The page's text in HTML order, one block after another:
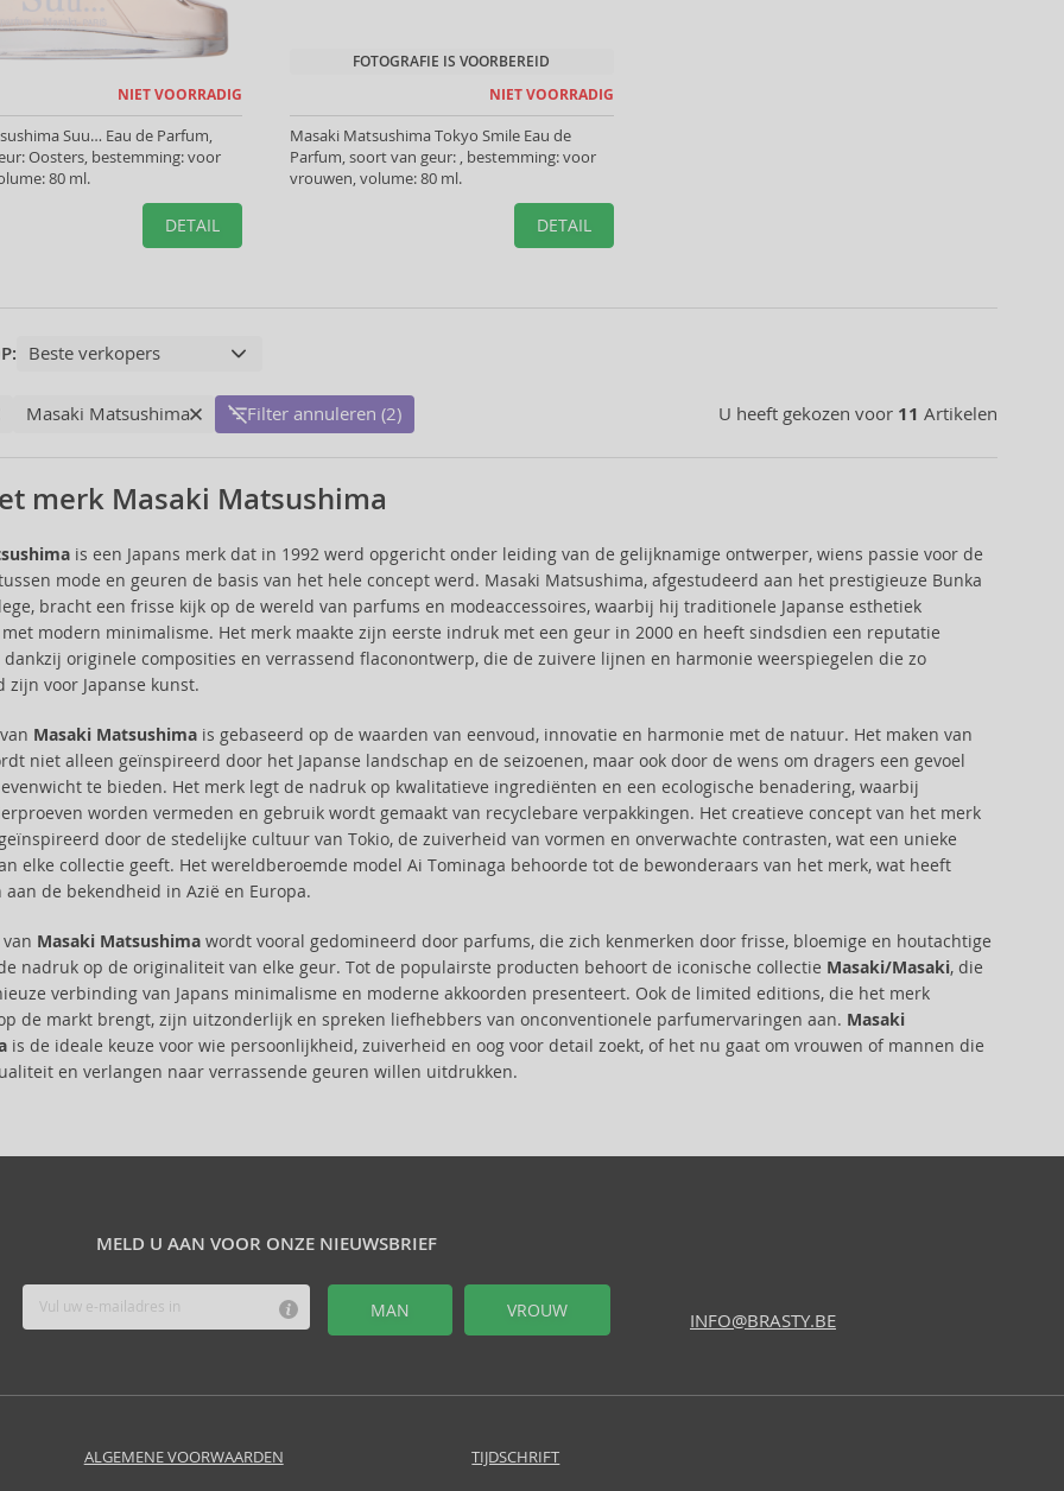
NIET VOORRADIG
Suu… Eau de Parfum,
Oosters, bestemming: voor
80 ml.
DETAIL
FOTOGRAFIE IS VOORBEREID
NIET VOORRADIG
Masaki Matsushima Tokyo Smile Eau de
Parfum, soort van geur: , bestemming: voor
vrouwen, volume: 80 ml.
DETAIL
U heeft gekozen voor 11 Artikelen
Masaki Matsushima Filter annuleren (2)
merk Masaki Matsushima
is een Japans merk dat in 1992 werd opgericht onder leiding van de gelijknamige ontwerper, wiens passie voor de
mode en geuren de basis van het hele concept werd. Masaki Matsushima, afgestudeerd aan het prestigieuze Bunka
bracht een frisse kijk op de wereld van parfums en modeaccessoires, waarbij hij traditionele Japanse esthetiek
modern minimalisme. Het merk maakte zijn eerste indruk met een geur in 2000 en heeft sindsdien een reputatie
originele composities en verrassend flaconontwerp, die de zuivere lijnen en harmonie weerspiegelen die zo
zijn voor Japanse kunst.
Masaki Matsushimais gebaseerd op de waarden van eenvoud, innovatie en harmonie met de natuur. Het maken van
niet alleen geïnspireerd door het Japanse landschap en de seizoenen, maar ook door de wens om dragers een gevoel
te bieden. Het merk legt de nadruk op kwalitatieve ingrediënten en een ecologische benadering, waarbij
worden vermeden en gebruik wordt gemaakt van recyclebare verpakkingen. Het creatieve concept van het merk
door de stedelijke cultuur van Tokio, de zuiverheid van vormen en onverwachte contrasten, wat een unieke
elke collectie geeft. Het wereldberoemde model Ai Tominaga behoorde tot de bewonderaars van het merk, wat heeft
aan de bekendheid in Azië en Europa.
Masaki Matsushimawordt vooral gedomineerd door parfums, die zich kenmerken door frisse, bloemige en houtachtige
nadruk op de originaliteit van elke geur. Tot de populairste producten behoort de iconische collectie Masaki/Masaki, die
verbinding van Japans minimalisme en moderne akkoorden presenteert. Ook de limited editions, die het merk
de markt brengt, zijn uitzonderlijk en spreken liefhebbers van onconventionele parfumervaringen aan. Masaki
is de ideale keuze voor wie persoonlijkheid, zuiverheid en oog voor detail zoekt, of het nu gaat om vrouwen of mannen die
en verlangen naar verrassende geuren willen uitdrukken.
MELD U AAN VOOR ONZE NIEUWSBRIEF
MAN VROUW INFO@BRASTY.BE
ALGEMENE VOORWAARDEN
TIJDSCHRIFT